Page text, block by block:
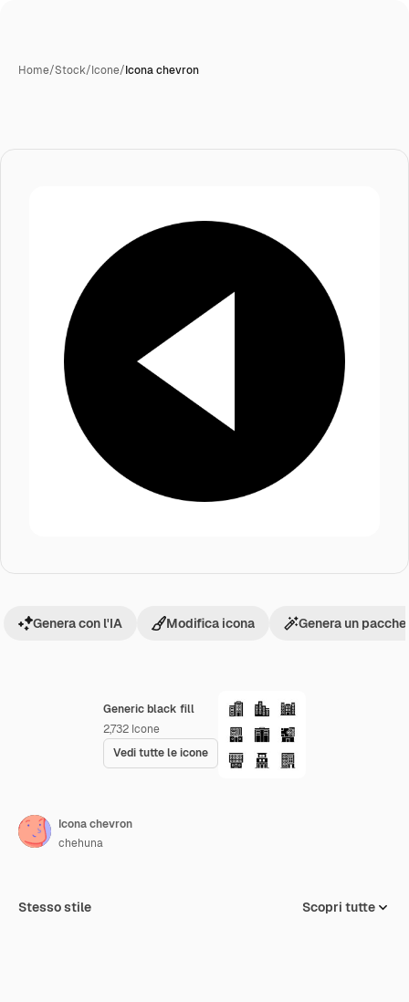
Home/Stock/Icone/Icona chevron
Generic black fill
2,732 Icone
Vedi tutte le icone
Genera con l'IA Modifica icona Genera un
Icona chevron
chehuna
Stesso stile Scopri tutte